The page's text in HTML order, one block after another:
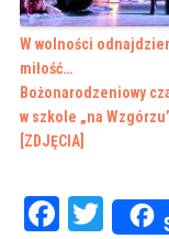
W wolności
miłość…
Bożonarodzeniowy
w szkole „na
[ZDJĘCIA]